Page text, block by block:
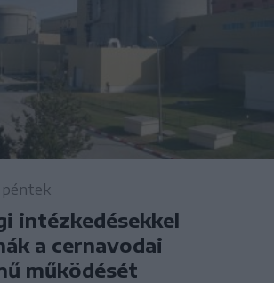
péntek
intézkedésekkel
a cernavodai
működését